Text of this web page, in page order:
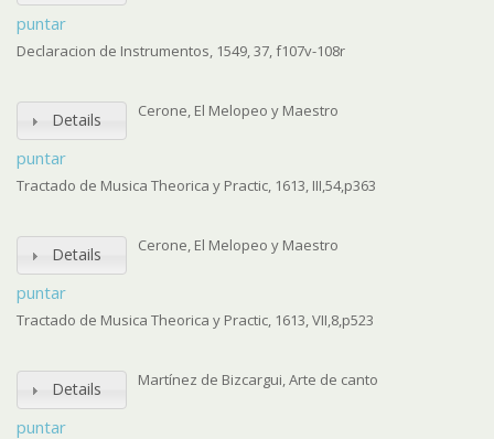
puntar
Declaracion de Instrumentos, 1549, 37, f107v-108r
Details
puntar
Cerone, El Melopeo y Maestro
Tractado de Musica Theorica y Practic, 1613, III,54,p363
Details
puntar
Cerone, El Melopeo y Maestro
Tractado de Musica Theorica y Practic, 1613, VII,8,p523
Details
puntar
Martínez de Bizcargui, Arte de canto